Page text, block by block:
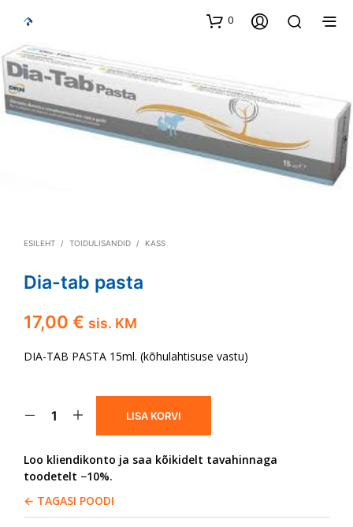
0
ESILEHT / TOIDULISANDID / KASS
Dia-tab pasta
17,00 € sis. KM
DIA-TAB PASTA 15ml. (kõhulahtisuse vastu)
LISA KORVI
Loo kliendikonto ja saa kõikidelt tavahinnaga
toodetelt −10%.
← TAGASI POODI